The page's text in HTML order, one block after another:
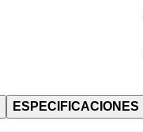
ESPECIFICACIONES